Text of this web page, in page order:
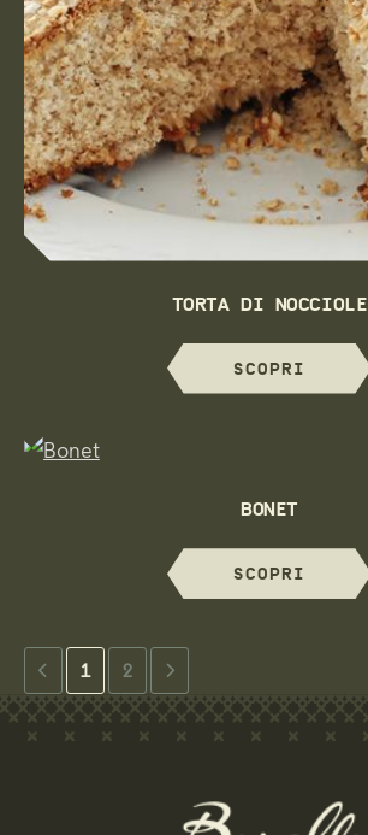
TORTA DI NOCCIOLE
SCOPRI
BONET
SCOPRI
1 2